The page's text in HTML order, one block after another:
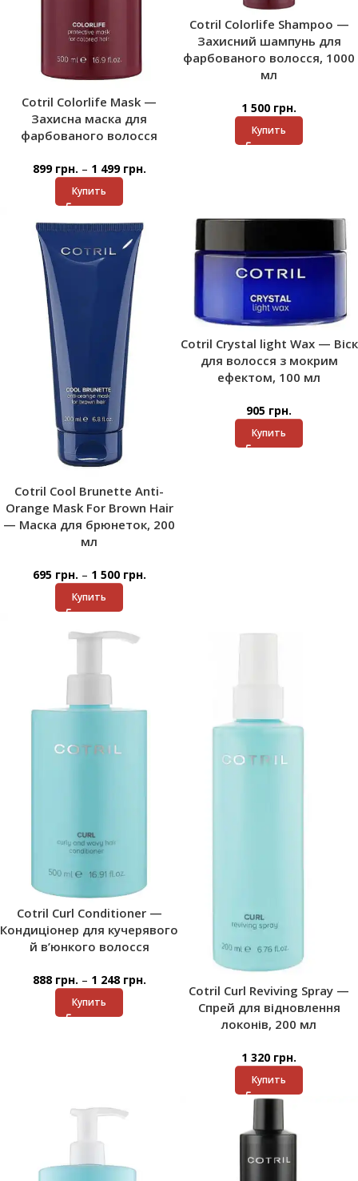
Cotril Colorlife Mask —
Захисна маска для
фарбованого волосся
899 грн. – 1 499 грн.
Купить
Cotril Colorlife Shampoo —
Захисний шампунь для
фарбованого волосся, 1000
мл
1 500 грн.
Купить
Cotril Cool Brunette Anti-
Orange Mask For Brown Hair
— Маска для брюнеток, 200
мл
695 грн. – 1 500 грн.
Купить
Cotril Crystal light Wax — Віск
для волосся з мокрим
ефектом, 100 мл
905 грн.
Купить
Cotril Curl Conditioner —
Кондиціонер для кучерявого
й в’юнкого волосся
888 грн. – 1 248 грн.
Купить
Cotril Curl Reviving Spray —
Спрей для відновлення
локонів, 200 мл
1 320 грн.
Купить